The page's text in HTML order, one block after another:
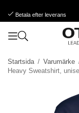
Betala efter leverans
Startsida / Varumärke
Heavy Sweatshirt,